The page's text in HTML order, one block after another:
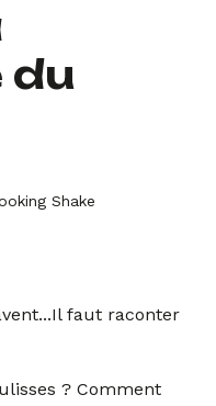
du
Shake
faut raconter
? Comment